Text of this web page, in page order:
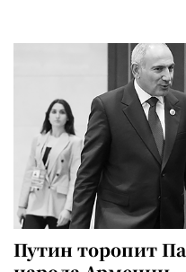
Путин торопит